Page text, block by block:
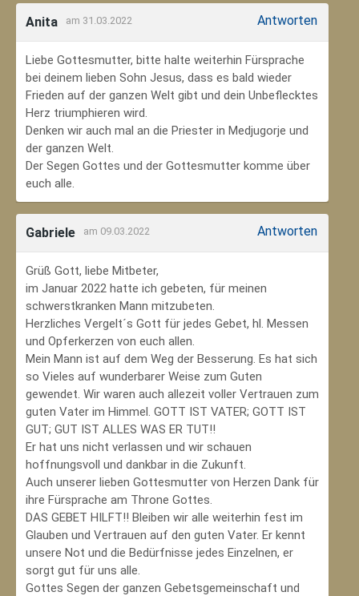
Anita am 31.03.2022 Antworten
Liebe Gottesmutter, bitte halte weiterhin Fürsprache
bei deinem lieben Sohn Jesus, dass es bald wieder
Frieden auf der ganzen Welt gibt und dein Unbeflecktes
Herz triumphieren wird.
Denken wir auch mal an die Priester in Medjugorje und
der ganzen Welt.
Der Segen Gottes und der Gottesmutter komme über
euch alle.
Gabriele am 09.03.2022 Antworten
Grüß Gott, liebe Mitbeter,
im Januar 2022 hatte ich gebeten, für meinen
schwerstkranken Mann mitzubeten.
Herzliches Vergelt´s Gott für jedes Gebet, hl. Messen
und Opferkerzen von euch allen.
Mein Mann ist auf dem Weg der Besserung. Es hat sich
so Vieles auf wunderbarer Weise zum Guten
gewendet. Wir waren auch allezeit voller Vertrauen zum
guten Vater im Himmel. GOTT IST VATER; GOTT IST
GUT; GUT IST ALLES WAS ER TUT!!
Er hat uns nicht verlassen und wir schauen
hoffnungsvoll und dankbar in die Zukunft.
Auch unserer lieben Gottesmutter von Herzen Dank für
ihre Fürsprache am Throne Gottes.
DAS GEBET HILFT!! Bleiben wir alle weiterhin fest im
Glauben und Vertrauen auf den guten Vater. Er kennt
unsere Not und die Bedürfnisse jedes Einzelnen, er
sorgt gut für uns alle.
Gottes Segen der ganzen Gebetsgemeinschaft und